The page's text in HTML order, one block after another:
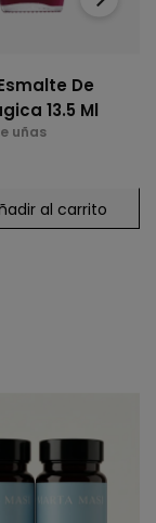
De
13.5 Ml
uñas
al carrito